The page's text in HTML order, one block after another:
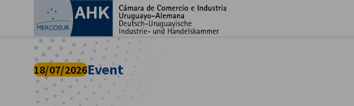
18/07/2026Event